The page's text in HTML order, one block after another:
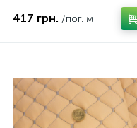
флізеліном, ширина 135см
417 грн. /пог. м